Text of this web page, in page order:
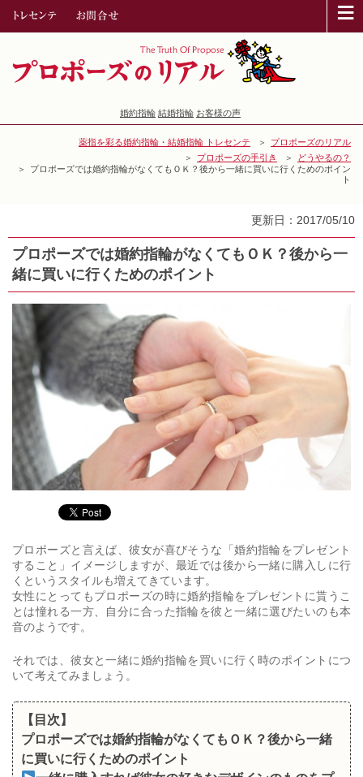
婚約指輪 結婚指輪 お客様の声
≡
薬指を彩る婚約指輪・結婚指輪 トレセンテ
プロポーズのリアル
プロポーズの手引き
どうやるの？
プロポーズでは婚約指輪がなくてもＯＫ？後から一緒に買いに行くためのポイン
ト
更新日：2017/05/10
プロポーズでは婚約指輪がなくてもＯＫ？後から一
緒に買いに行くためのポイント
プロポーズと言えば、彼女が喜びそうな「婚約指輪をプレゼント
すること」イメージしますが、最近では後から一緒に購入しに行
くというスタイルも増えてきています。
女性にとってもプロポーズの時に婚約指輪をプレゼントに貰うこ
とは憧れる一方、自分に合った指輪を彼と一緒に選びたいのも本
音のようです。
それでは、彼女と一緒に婚約指輪を買いに行く時のポイントにつ
いて考えてみましょう。
【目次】
プロポーズでは婚約指輪がなくてもＯＫ？後から一緒
に買いに行くためのポイント